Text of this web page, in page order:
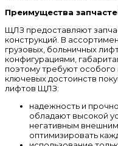
Преимущества
ЩЛЗ предоставляют
конструкций. В
грузовых, больничных
конфигурациями,
поэтому требуют
ключевых достоинств
лифтов ЩЛЗ:
надежность и
обладают высокой
негативным
оптимизировать